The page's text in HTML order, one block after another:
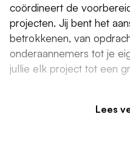
coördineert de
projecten. Jij bent het
betrokkenen, van
onderaannemers tot je
jullie elk project tot een
Lees